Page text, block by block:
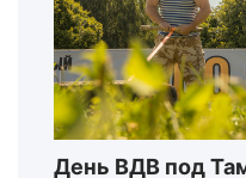
День ВДВ под